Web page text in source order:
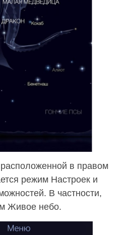
в правом
режим Настроек и
В частности,
Живое небо.